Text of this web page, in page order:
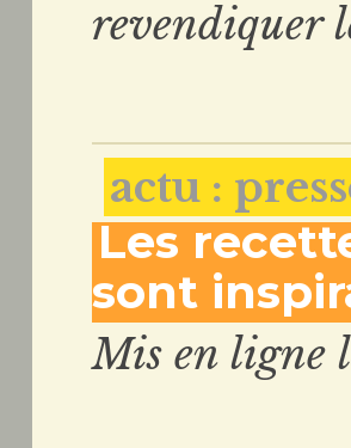
revendiquer
actu :
Les
sont
Mis en ligne